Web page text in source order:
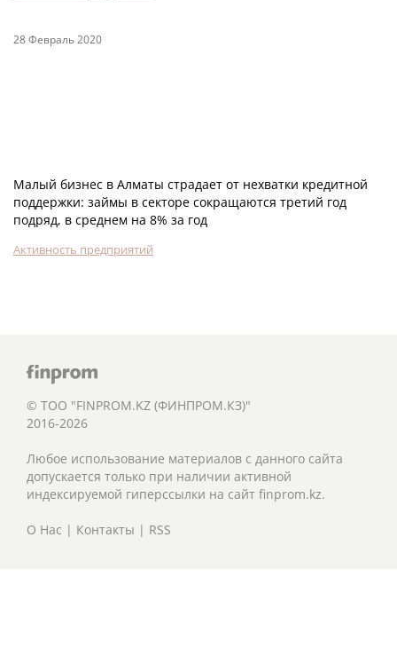
28 Февраль 2020
Малый бизнес в Алматы страдает от нехватки кредитной
поддержки: займы в секторе сокращаются третий год
подряд, в среднем на 8% за год
Активность предприятий
© ТОО "FINPROM.KZ (ФИНПРОМ.КЗ)"
2016-2026
Любое использование материалов с данного сайта
допускается только при наличии активной
индексируемой гиперссылки на сайт finprom.kz.
О Нас | Контакты | RSS